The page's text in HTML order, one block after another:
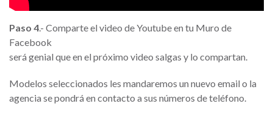
Paso 4.- Comparte el video de Youtube en tu Muro de
Facebook
será genial que en el próximo video salgas y lo compartan.
Modelos seleccionados les mandaremos un nuevo email o la
agencia se pondrá en contacto a sus números de teléfono.